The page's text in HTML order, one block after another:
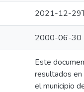
2021-12-
2000-06-30
Este
resultados
el municipio